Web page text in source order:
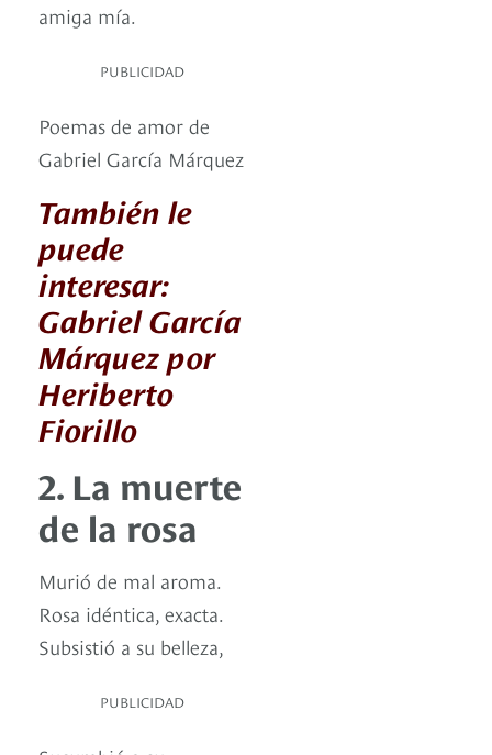
amiga mía.
PUBLICIDAD
Poemas de amor de
Gabriel García Márquez
También le
puede
interesar:
Gabriel García
Márquez por
Heriberto
Fiorillo
2. La muerte
de la rosa
Murió de mal aroma.
Rosa idéntica, exacta.
Subsistió a su belleza,
PUBLICIDAD